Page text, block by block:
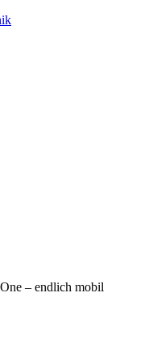
Home
– endlich mobil